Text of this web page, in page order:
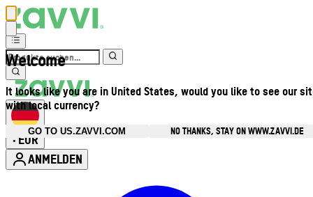
Welcome
It looks like you are in United States, would you like to see our
with local currency?
GO TO US.ZAVVI.COM
NO THANKS, STAY ON WWW.ZAVVI.DE
• EUR
ANMELDEN